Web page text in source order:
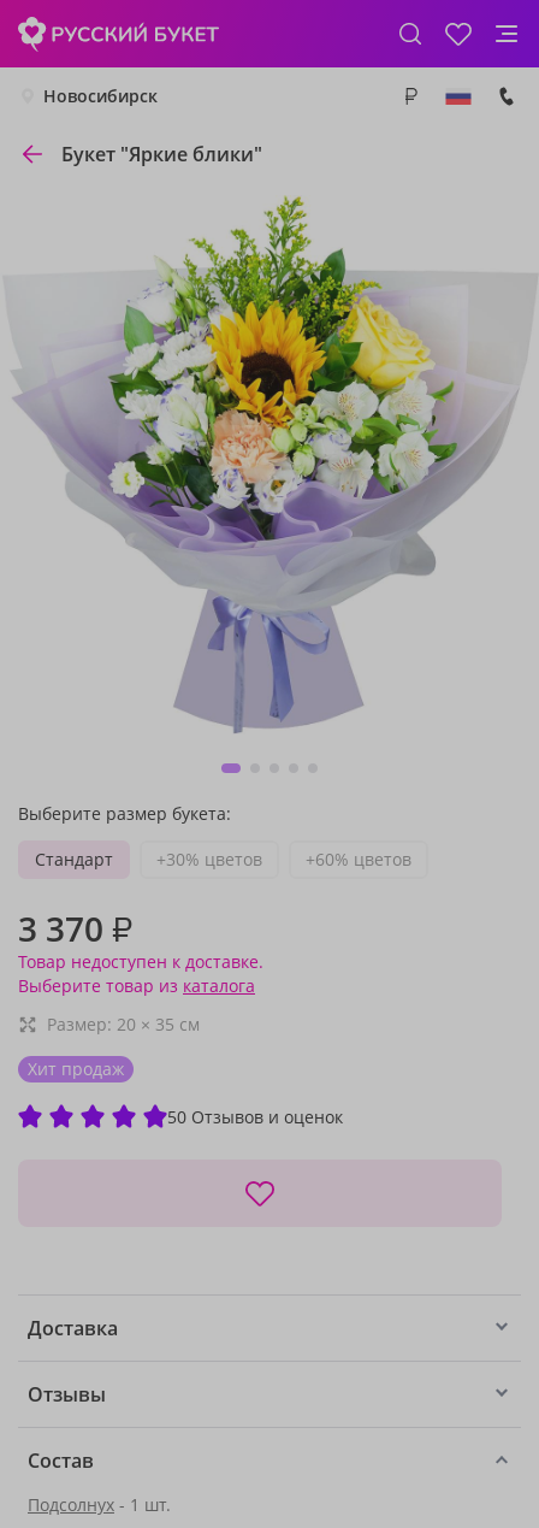
Новосибирск
Букет "Яркие блики"
Выберите размер букета:
Стандарт
+30% цветов +60% цветов
3 370 ₽
Товар недоступен к доставке.
Выберите товар из каталога
Размер: 20 × 35 см
Хит продаж
50 Отзывов и оценок
Доставка
Отзывы
Состав
Подсолнух - 1 шт.